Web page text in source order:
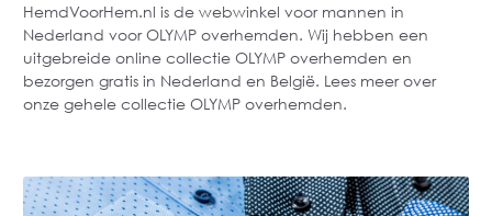
HemdVoorHem.nl is de webwinkel voor mannen in
Nederland voor OLYMP overhemden. Wij hebben een
uitgebreide online collectie OLYMP overhemden en
bezorgen gratis in Nederland en België. Lees meer over
onze gehele collectie OLYMP overhemden.